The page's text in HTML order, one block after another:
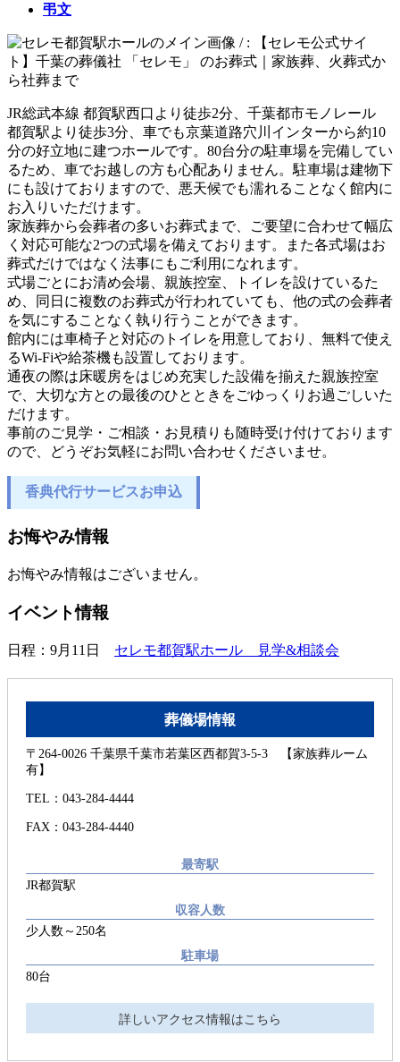
弔文
JR総武本線 都賀駅西口より徒歩2分、千葉都市モノレール
都賀駅より徒歩3分、車でも京葉道路穴川インターから約10
分の好立地に建つホールです。80台分の駐車場を完備してい
るため、車でお越しの方も心配ありません。駐車場は建物下
にも設けておりますので、悪天候でも濡れることなく館内に
お入りいただけます。
家族葬から会葬者の多いお葬式まで、ご要望に合わせて幅広
く対応可能な2つの式場を備えております。また各式場はお
葬式だけではなく法事にもご利用になれます。
式場ごとにお清め会場、親族控室、トイレを設けているた
め、同日に複数のお葬式が行われていても、他の式の会葬者
を気にすることなく執り行うことができます。
館内には車椅子と対応のトイレを用意しており、無料で使え
るWi-Fiや給茶機も設置しております。
通夜の際は床暖房をはじめ充実した設備を揃えた親族控室
で、大切な方との最後のひとときをごゆっくりお過ごしいた
だけます。
事前のご見学・ご相談・お見積りも随時受け付けております
ので、どうぞお気軽にお問い合わせくださいませ。
香典代行サービスお申込
お悔やみ情報
お悔やみ情報はございません。
イベント情報
日程：9月11日 セレモ都賀駅ホール 見学&相談会
葬儀場情報
〒264-0026 千葉県千葉市若葉区西都賀3-5-3 【家族葬ルーム
有】
TEL：043-284-4444
FAX：043-284-4440
最寄駅
JR都賀駅
収容人数
少人数～250名
駐車場
80台
詳しいアクセス情報はこちら